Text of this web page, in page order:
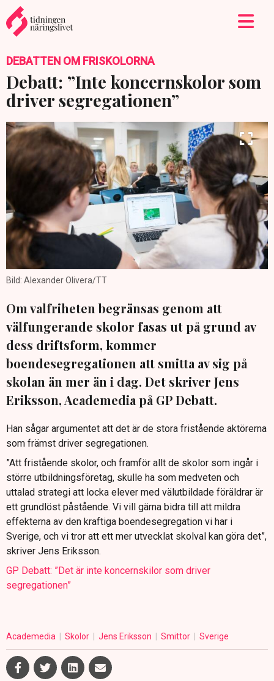
DEBATTEN OM FRISKOLORNA
Debatt: ”Inte koncernskolor som
driver segregationen”
Bild: Alexander Olivera/TT
Om valfriheten begränsas genom att
välfungerande skolor fasas ut på grund av
dess driftsform, kommer
boendesegregationen att smitta av sig på
skolan än mer än i dag. Det skriver Jens
Eriksson, Academedia på GP Debatt.
Han sågar argumentet att det är de stora fristående aktörerna
som främst driver segregationen.
”Att fristående skolor, och framför allt de skolor som ingår i
större utbildningsföretag, skulle ha som medveten och
uttalad strategi att locka elever med välutbildade föräldrar är
ett grundlöst påstående. Vi vill gärna bidra till att mildra
effekterna av den kraftiga boendesegregation vi har i
Sverige, och vi tror att ett mer utvecklat skolval kan göra det”,
skriver Jens Eriksson.
GP Debatt: ”Det är inte koncernskilor som driver
segregationen”
Academedia Skolor Jens Eriksson Smittor Sverige